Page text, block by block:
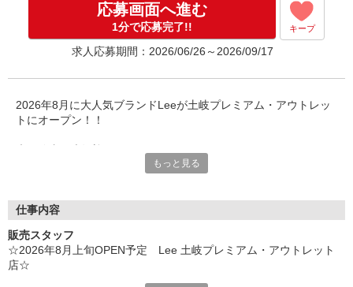
※勤務日数・時間・能力等による
◆交通費規定支給（上限あり/会社規定あり）
◆経験者優遇
◆昇給あり
応募画面へ進む
1分で応募完了!! キープ
求人応募期間：2026/06/26～2026/09/17
2026年8月に大人気ブランドLeeが土岐プレミアム・アウトレッ
トにオープン！！
［1］週3〜5日から、1日4〜5時間から相談OK
フルタイムで勤務できる方は特に大歓迎します☆
一緒に居心地の良いお店にしていきましょう◎
一緒に働く仲間を大切にしたいので、何でもスグに相談してくだ
もっと見る
仕事内容
販売スタッフ
☆2026年8月上旬OPEN予定 Lee 土岐プレミアム・アウトレット
店☆